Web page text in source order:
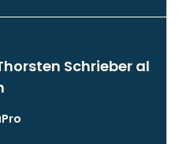
Schrieber al